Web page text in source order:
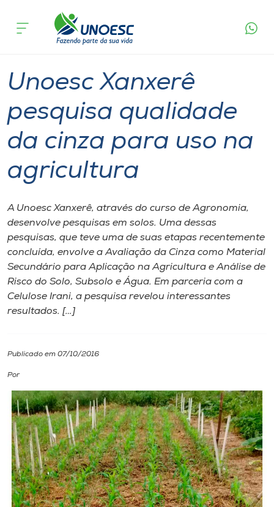
Cursos
Atendimento ao Estudante
Portal de Ensino
A
Internacionalização
I.nova
Cultura
CPA
Biblioteca
Editora
acontece
Graduação
Unoesc Xanxerê
pesquisa qualidade
da cinza para uso na
agricultura
A Unoesc Xanxerê, através do curso de Agronomia,
desenvolve pesquisas em solos. Uma dessas
pesquisas, que teve uma de suas etapas recentemente
concluída, envolve a Avaliação da Cinza como Material
Secundário para Aplicação na Agricultura e Análise de
Risco do Solo, Subsolo e Água. Em parceria com a
Celulose Irani, a pesquisa revelou interessantes
resultados. […]
Publicado em 07/10/2016
Por